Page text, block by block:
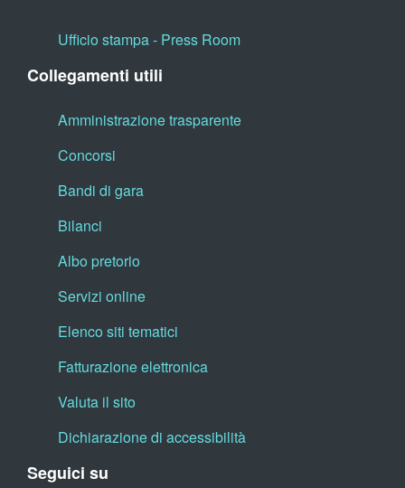
Ufficio stampa - Press Room
Collegamenti utili
Amministrazione trasparente
Concorsi
Bandi di gara
Bilanci
Albo pretorio
Servizi online
Elenco siti tematici
Fatturazione elettronica
Valuta il sito
Dichiarazione di accessibilità
Seguici su